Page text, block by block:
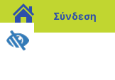
blogs.sch.gr
Σύνδεση
Μετάβαση